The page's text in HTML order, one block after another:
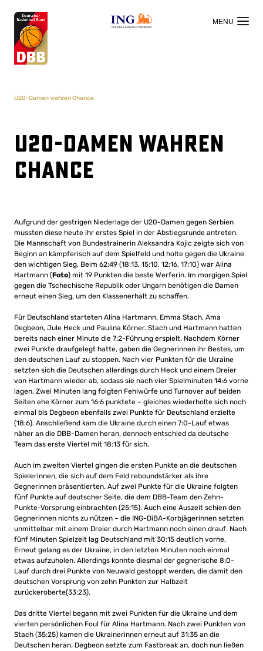
OFFIZIELLER HAUPTSPONSOR
U20-Damen wahren Chance
U20-Damen wahren
Chance
Aufgrund der gestrigen Niederlage der U20-Damen gegen Serbien
mussten diese heute ihr erstes Spiel in der Abstiegsrunde antreten.
Die Mannschaft von Bundestrainerin Aleksandra Kojic zeigte sich von
Beginn an kämpferisch auf dem Spielfeld und holte gegen die Ukraine
den wichtigen Sieg. Beim 62:49 (18:13, 15:10, 12:16, 17:10) war Alina
Hartmann (Foto) mit 19 Punkten die beste Werferin. Im morgigen Spiel
gegen die Tschechische Republik oder Ungarn benötigen die Damen
erneut einen Sieg, um den Klassenerhalt zu schaffen.
Für Deutschland starteten Alina Hartmann, Emma Stach, Ama
Degbeon, Jule Heck und Paulina Körner. Stach und Hartmann hatten
bereits nach einer Minute die 7:2-Führung erspielt. Nachdem Körner
zwei Punkte draufgelegt hatte, gaben die Gegnerinnen ihr Bestes, um
den deutschen Lauf zu stoppen. Nach vier Punkten für die Ukraine
setzten sich die Deutschen allerdings durch Heck und einem Dreier
von Hartmann wieder ab, sodass sie nach vier Spielminuten 14:6 vorne
lagen. Zwei Minuten lang folgten Fehlwürfe und Turnover auf beiden
Seiten ehe Körner zum 16:6 punktete – gleiches wiederholte sich noch
einmal bis Degbeon ebenfalls zwei Punkte für Deutschland erzielte
(18:6). Anschließend kam die Ukraine durch einen 7:0-Lauf etwas
näher an die DBB-Damen heran, dennoch entschied da deutsche
Team das erste Viertel mit 18:13 für sich.
Auch im zweiten Viertel gingen die ersten Punkte an die deutschen
Spielerinnen, die sich auf dem Feld reboundstärker als ihre
Gegnerinnen präsentierten. Auf zwei Punkte für die Ukraine folgten
fünf Punkte auf deutscher Seite, die dem DBB-Team den Zehn-
Punkte-Vorsprung einbrachten (25:15). Auch eine Auszeit schien den
Gegnerinnen nichts zu nützen – die ING-DiBA-Korbjägerinnen setzten
unmittelbar mit einem Dreier durch Hartmann noch einen drauf. Nach
fünf Minuten Spielzeit lag Deutschland mit 30:15 deutlich vorne.
Erneut gelang es der Ukraine, in den letzten Minuten noch einmal
etwas aufzuholen. Allerdings konnte diesmal der gegnerische 8:0-
Lauf durch drei Punkte von Neuwald gestoppt werden, die damit den
deutschen Vorsprung von zehn Punkten zur Halbzeit
zurückeroberte(33:23).
Das dritte Viertel begann mit zwei Punkten für die Ukraine und dem
vierten persönlichen Foul für Alina Hartmann. Nach zwei Punkten von
Stach (35:25) kamen die Ukrainerinnen erneut auf 31:35 an die
Deutschen heran. Degbeon setzte zum Fastbreak an, doch nun ließen